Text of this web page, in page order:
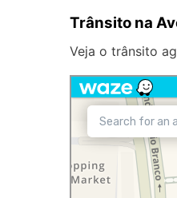
Trânsito na
Veja o trânsito